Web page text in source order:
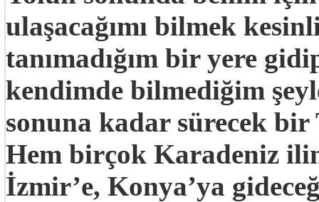
ulaşacağımı bilmek
tanımadığım bir yere
kendimde bilmediğim
sonuna kadar sürecek
Hem birçok Karadeniz
İzmir’e, Konya’ya